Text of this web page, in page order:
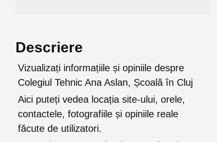
Descriere
Vizualizați informațiile și opiniile despre
Colegiul Tehnic Ana Aslan, Școală în Cluj
Aici puteți vedea locația site-ului, orele,
contactele, fotografiile și opiniile reale
făcute de utilizatori.